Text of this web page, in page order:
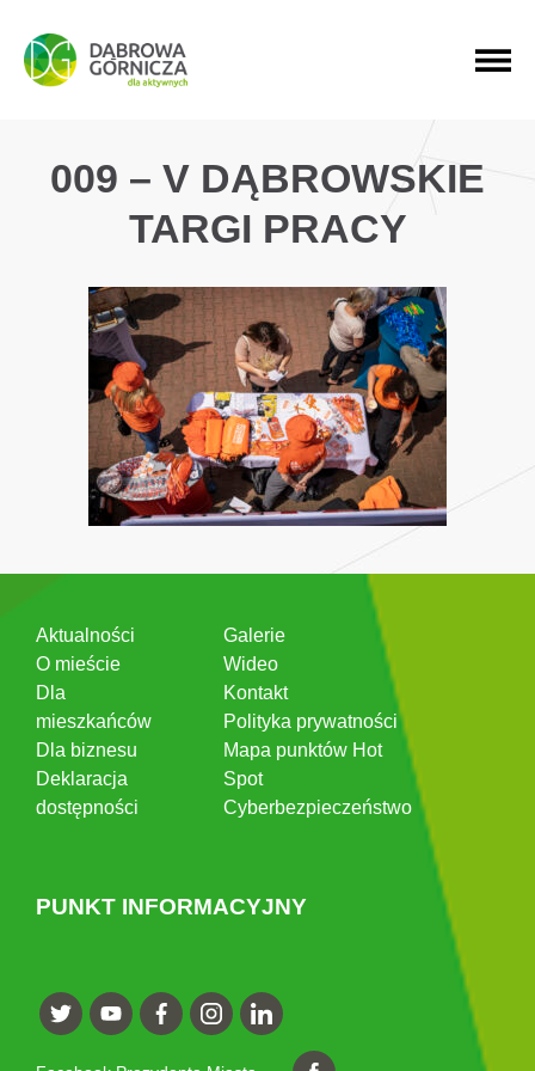
PRZEJDŹ DO MENU GŁÓWNEGO
PRZEJDŹ DO WYSZUKIWARKI
PRZEJDŹ DO TREŚCI
009 – V DĄBROWSKIE
TARGI PRACY
Aktualności
O mieście
Dla
mieszkańców
Dla biznesu
Deklaracja
dostępności
Galerie
Wideo
Kontakt
Polityka prywatności
Mapa punktów Hot
Spot
Cyberbezpieczeństwo
PUNKT INFORMACYJNY